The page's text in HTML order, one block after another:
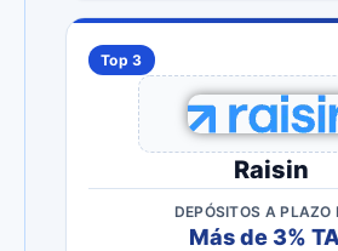
Top 3
Raisin
DEPÓSITOS A PLAZO
Más de 3%